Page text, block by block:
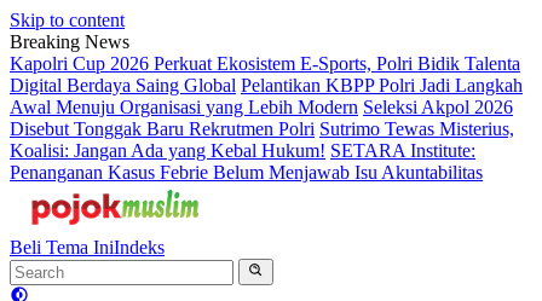
Skip to content
Breaking News
Kapolri Cup 2026 Perkuat Ekosistem E-Sports, Polri Bidik Talenta
Digital Berdaya Saing Global Pelantikan KBPP Polri Jadi Langkah
Awal Menuju Organisasi yang Lebih Modern Seleksi Akpol 2026
Disebut Tonggak Baru Rekrutmen Polri Sutrimo Tewas Misterius,
Koalisi: Jangan Ada yang Kebal Hukum! SETARA Institute:
Penanganan Kasus Febrie Belum Menjawab Isu Akuntabilitas
Beli Tema IniIndeks